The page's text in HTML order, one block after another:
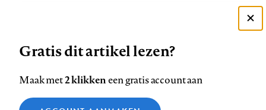
ons
op
ons
op
ons
op
ons
op
ons
op
ons
Contact Colofon Disclaimer Privacy
Zie onze cookie policy
Gratis dit artikel lezen?
Maak met2 klikkeneen gratis account aan